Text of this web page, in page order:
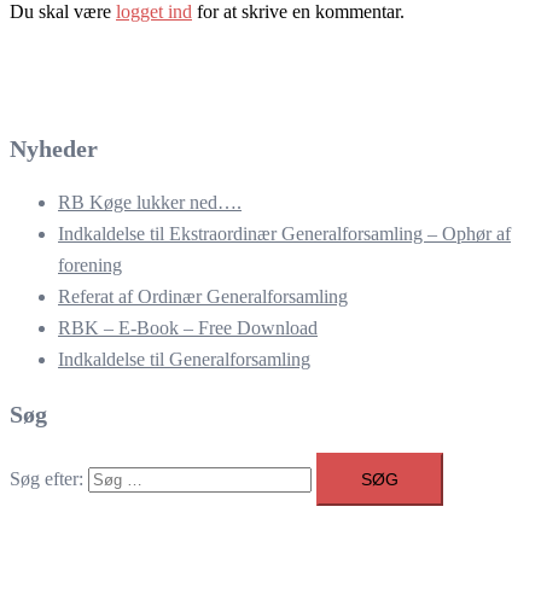
Du skal være logget ind for at skrive en kommentar.
Nyheder
RB Køge lukker ned….
Indkaldelse til Ekstraordinær Generalforsamling – Ophør af
forening
Referat af Ordinær Generalforsamling
RBK – E-Book – Free Download
Indkaldelse til Generalforsamling
Søg
Søg efter: